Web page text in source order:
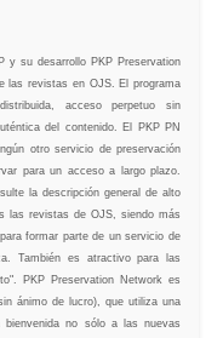
y su desarrollo PKP Preservation
las revistas en OJS. El programa
acceso perpetuo sin
del contenido. El PKP PN
otro servicio de preservación
para un acceso a largo plazo.
la descripción general de alto
las revistas de OJS, siendo más
formar parte de un servicio de
También es atractivo para las
PKP Preservation Network es
ánimo de lucro), que utiliza una
no sólo a las nuevas